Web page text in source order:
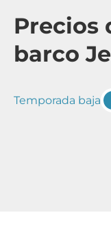
Precios
barco
Temporada baja